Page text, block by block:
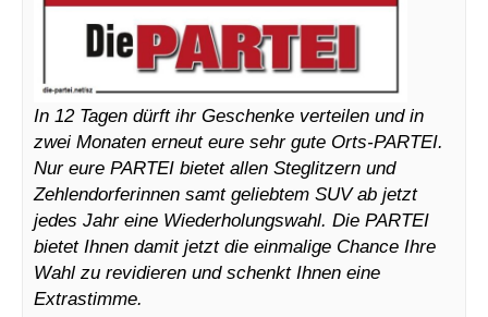
In 12 Tagen dürft ihr Geschenke verteilen und in
zwei Monaten erneut eure sehr gute Orts-PARTEI.
Nur eure PARTEI bietet allen Steglitzern und
Zehlendorferinnen samt geliebtem SUV ab jetzt
jedes Jahr eine Wiederholungswahl. Die PARTEI
bietet Ihnen damit jetzt die einmalige Chance Ihre
Wahl zu revidieren und schenkt Ihnen eine
Extrastimme.